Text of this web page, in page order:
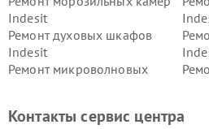
Indesit
Ремонт духовых шкафов
Indesit
Ремонт микроволновых
Indesit
Контакты сервис центра